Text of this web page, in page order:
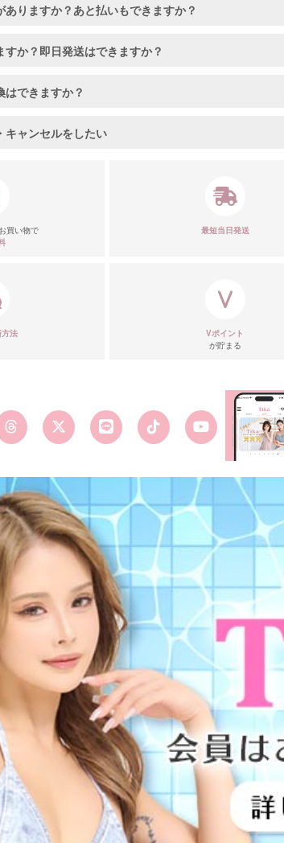
ありますか？あと払いもできますか？
すか？即日発送はできますか？
できますか？
キャンセルをしたい
買い物で
最短当日発送
法
Vポイント
が貯まる